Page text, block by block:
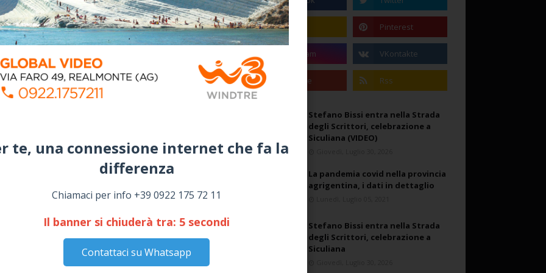
te, una connessione internet che fa la
differenza​
Chiamaci per info +39 0922 175 72 11
Il banner si chiuderà tra: 4 secondi
Contattaci su Whatsapp
Stefano Bissi entra nella Strada
degli Scrittori, celebrazione a
Siculiana (VIDEO)
La pandemia covid nella provincia
agrigentina, i dati in dettaglio
Stefano Bissi entra nella Strada
degli Scrittori, celebrazione a
Siculiana